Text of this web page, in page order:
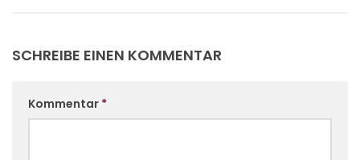
SCHREIBE EINEN KOMMENTAR
Kommentar *